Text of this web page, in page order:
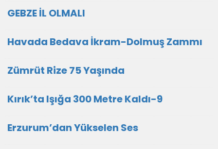
GEBZE İL OLMALI
Havada Bedava İkram-Dolmuş Zammı
Zümrüt Rize 75 Yaşında
Kırık’ta Işığa 300 Metre Kaldı-9
Erzurum’dan Yükselen Ses